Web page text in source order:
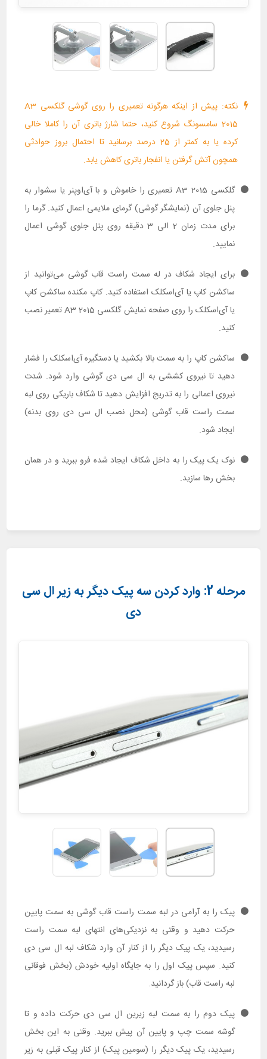
نکته: پیش از اینکه هرگونه تعمیری را روی گوشی گلکسی A3
2015 سامسونگ شروع کنید، حتما شارژ باتری آن را کاملا خالی
کرده یا به کمتر از 25 درصد برسانید تا احتمال بروز حوادثی
همچون آتش گرفتن یا انفجار باتری کاهش یابد.
گلکسی A3 2015 تعمیری را خاموش و با آی‌اوپنر یا سشوار به
پنل جلوی آن (نمایشگر گوشی) گرمای ملایمی اعمال کنید. گرما را
برای مدت زمان 2 الی 3 دقیقه روی پنل جلوی گوشی اعمال
نمایید.
برای ایجاد شکاف در له سمت راست قاب گوشی می‌توانید از
ساکشن کاپ یا آی‌اسکلک استفاده کنید. کاپ مکنده ساکشن کاپ
یا آی‌اسکلک را روی صفحه نمایش گلکسی A3 2015 تعمیر نصب
کنید.
ساکشن کاپ را به سمت بالا بکشید یا دستگیره آی‌اسکلک را فشار
دهید تا نیروی کششی به ال سی دی گوشی وارد شود. شدت
نیروی اعمالی را به تدریج افزایش دهید تا شکاف باریکی روی لبه
سمت راست قاب گوشی (محل نصب ال سی دی روی بدنه)
ایجاد شود.
نوک یک پیک را به داخل شکاف ایجاد شده فرو ببرید و در همان
بخش رها سازید.
مرحله 2: وارد کردن سه پیک دیگر به زیر ال سی
دی
پیک را به آرامی در لبه سمت راست قاب گوشی به سمت پایین
حرکت دهید و وقتی به نزدیکی‌های انتهای لبه سمت راست
رسیدید، یک پیک دیگر را از کنار آن وارد شکاف لبه ال سی دی
کنید. سپس پیک اول را به جایگاه اولیه خودش (بخش فوقانی
لبه راست قاب) باز گردانید.
پیک دوم را به سمت لبه زیرین ال سی دی حرکت داده و تا
گوشه سمت چپ و پایین آن پیش ببرید. وقتی به این بخش
رسیدید، یک پیک دیگر را (سومین پیک) از کنار پیک قبلی به زیر